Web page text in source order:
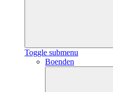
Toggle submenu
Boenden